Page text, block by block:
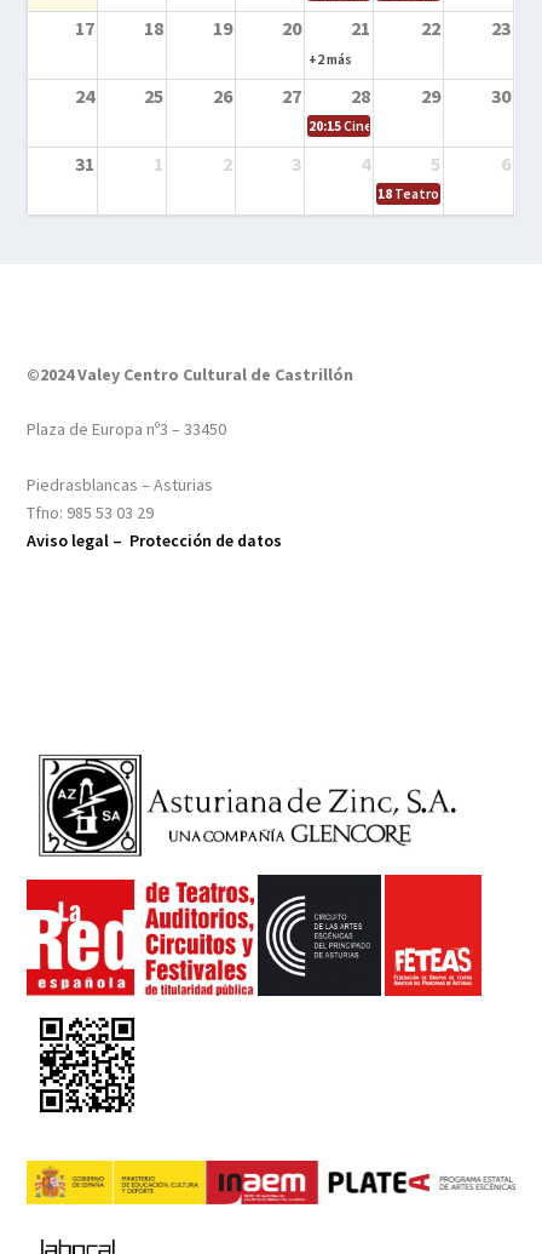
17 18 19 20 21 22 23
+2 más
24 25 26 27 28 29 30
20:15Cine en el calle – Tintín y el
31 1 2 3 4 5 6
18 Teatro – Tres
©2024 Valey Centro Cultural de Castrillón
Plaza de Europa nº3 – 33450
Piedrasblancas – Asturias
Tfno: 985 53 03 29
Aviso legal – Protección de datos